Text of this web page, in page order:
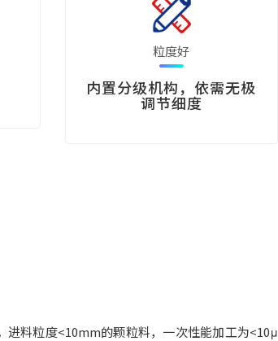
粒度好
内置分级机构，依需无极
调节细度
进料粒度<10mm的颗粒料，一次性能加工为<10μ